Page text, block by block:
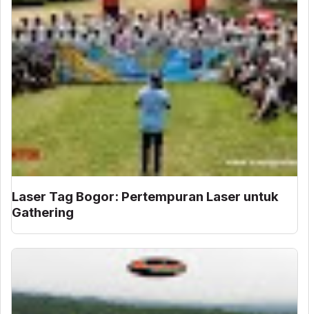
Laser Tag Bogor: Pertempuran Laser untuk
Gathering